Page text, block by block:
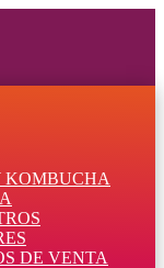
KOMBUCHA
DE VENTA